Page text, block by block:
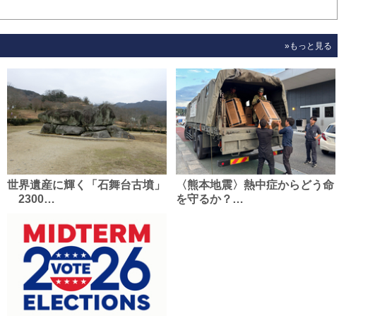
»もっと見る
世界遺産に輝く「石舞台古墳」
2300…
〈熊本地震〉熱中症からどう命
を守るか？…